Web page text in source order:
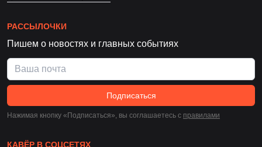
РАССЫЛОЧКИ
Пишем о новостях и главных событиях
Подписаться
Нажимая кнопку «Подписаться», вы соглашаетесь c правилами
КАВЁР В СОЦСЕТЯХ